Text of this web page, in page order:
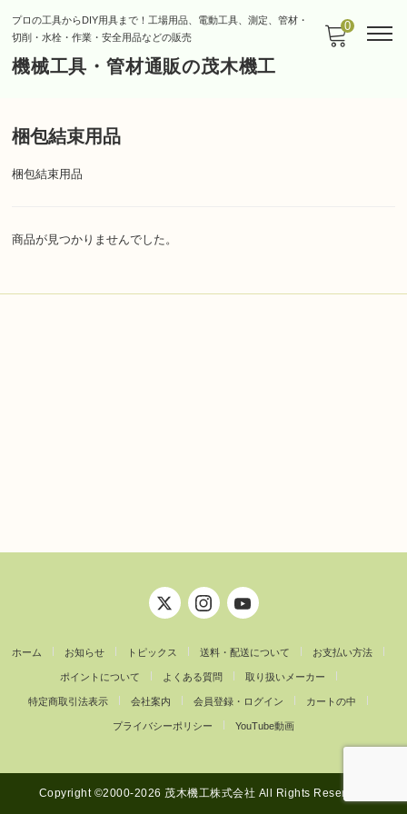
プロの工具からDIY用具まで！工場用品、電動工具、測定、管材・
切削・水栓・作業・安全用品などの販売
機械工具・管材通販の茂木機工
0
梱包結束用品
梱包結束用品
商品が見つかりませんでした。
ホーム お知らせ トピックス 送料・配送について お支払い方法
ポイントについて よくある質問 取り扱いメーカー
特定商取引法表示 会社案内 会員登録・ログイン カートの中
プライバシーポリシー YouTube動画
Copyright ©︎2000-2026 茂木機工株式会社 All Rights Reserved.